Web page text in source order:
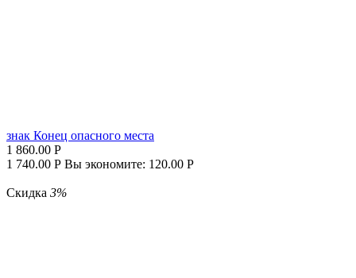
знак Конец опасного места
1 860.00 Р
1 740.00 Р Вы экономите: 120.00 Р
Скидка 3%